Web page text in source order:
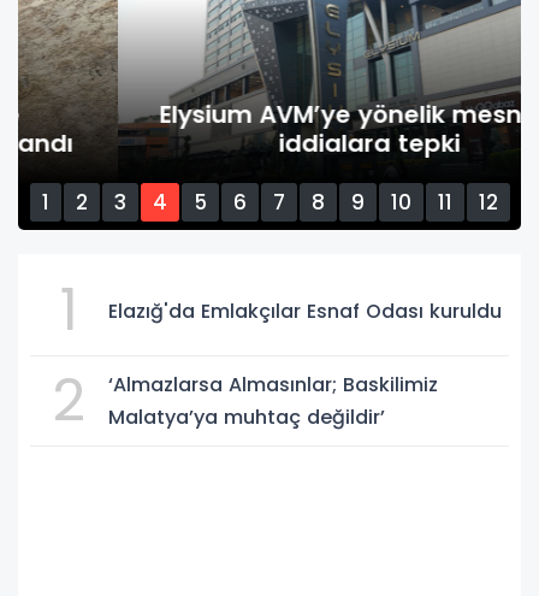
Elysium AVM’ye yönelik mesnetsiz
iddialara tepki
1 2 3 4 5 6 7 8 9 10 11
12
1 Elazığ'da Emlakçılar Esnaf Odası kuruldu
2
‘Almazlarsa Almasınlar; Baskilimiz
Malatya’ya muhtaç değildir’